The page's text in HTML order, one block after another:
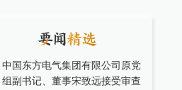
中国东方电气集团有限公司原党
组副书记、董事宋致远接受审查